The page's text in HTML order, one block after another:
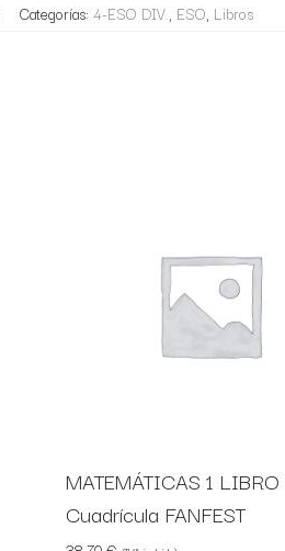
Categorías: 4-ESO DIV., ESO, Libros
MATEMÁTICAS 1 LIBRO
Cuadrícula FANFEST